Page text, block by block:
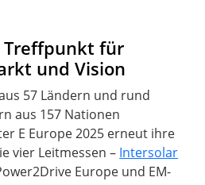
für
und Vision
57 Ländern und rund
aus 157 Nationen
E Europe 2025 erneut ihre
vier Leitmessen – Intersolar
Europe und EM-